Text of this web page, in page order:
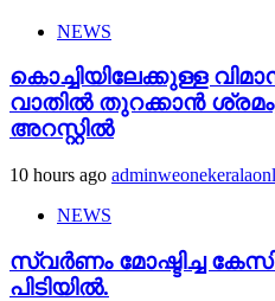
NEWS
കൊച്ചിയിലേക്കുള്ള
വാതില്‍ തുറക്കാന്‍
അറസ്റ്റില്‍
10 hours ago
NEWS
സ്വർണം മോഷ്ടിച്ച
പിടിയിൽ.